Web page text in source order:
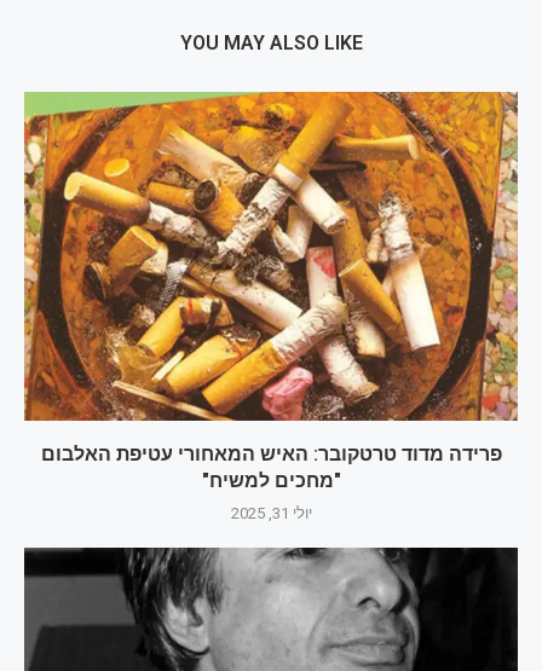
YOU MAY ALSO LIKE
פרידה מדוד טרטקובר: האיש המאחורי עטיפת האלבום
"מחכים למשיח"
יולי 31, 2025